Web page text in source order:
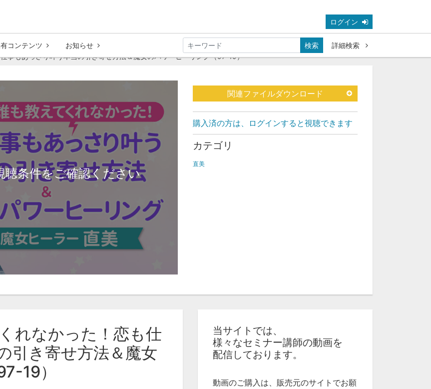
ログイン
コンテンツ お知らせ 検索
詳細検索
もあっさり叶う本当の引き寄せ方法＆魔女のパワーヒーリング（97-19）
条件をご確認ください
関連ファイルダウンロード
購入済の方は、ログインすると視聴できます
カテゴリ
直美
れなかった！恋も仕
引き寄せ方法＆魔女
19）
当サイトでは、
様々なセミナー講師の動画を
配信しております。
動画のご購入は、販売元のサイトでお願